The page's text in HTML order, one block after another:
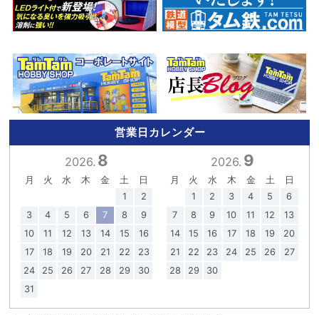
営業日カレンダー
2026. 8
月 火 水 木 金 土
日
1
2
3
4 5 6 7 8
9
10
11 12 13 14 15
16
17
18 19 20 21 22
23
24
25 26 27 28 29
30
31
2026. 9
月 火 水 木 金 土
日
1
2 3 4 5
6
7
8 9 10 11 12
13
14
15 16 17 18 19
20
21
22 23 24 25 26
27
28
29 30